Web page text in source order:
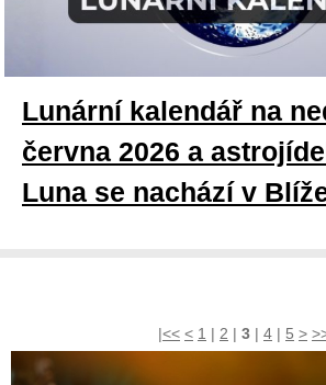
Lunární kalendář na
června 2026 a
Luna se nachází v
|<< < 1 | 2 | 3 | 4 | 5 >